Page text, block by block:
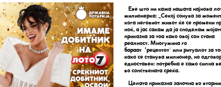
Еве што ни кажа нашата најнова
милионерка: „Секој сонува за
кога неговиот живот ќе се промени
ноќ, а јас сакам да ја споделам
приказна за тоа како овој сон стана
реалност. Многумина го
бараат ʽрецептотʼ или ритуалот за
како се станува милионер, но
едноставен: потребна е само силна
во сопствената среќа.
Целата приказна започна во